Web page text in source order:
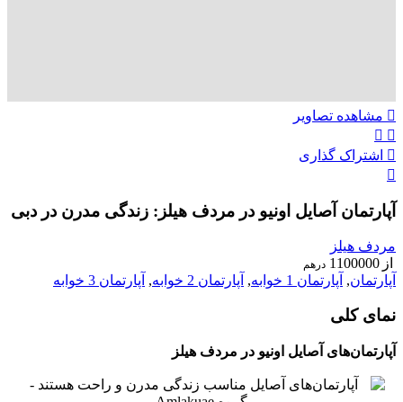
مشاهده تصاویر
اشتراک گذاری
آپارتمان‌ آصایل اونیو در مردف هیلز: زندگی مدرن در دبی
مردف هیلز
از 1100000 درهم
آپارتمان, آپارتمان 1 خوابه , آپارتمان 2 خوابه , آپارتمان 3 خوابه
نمای کلی
آپارتمان‌های آصایل اونیو در مردف هیلز